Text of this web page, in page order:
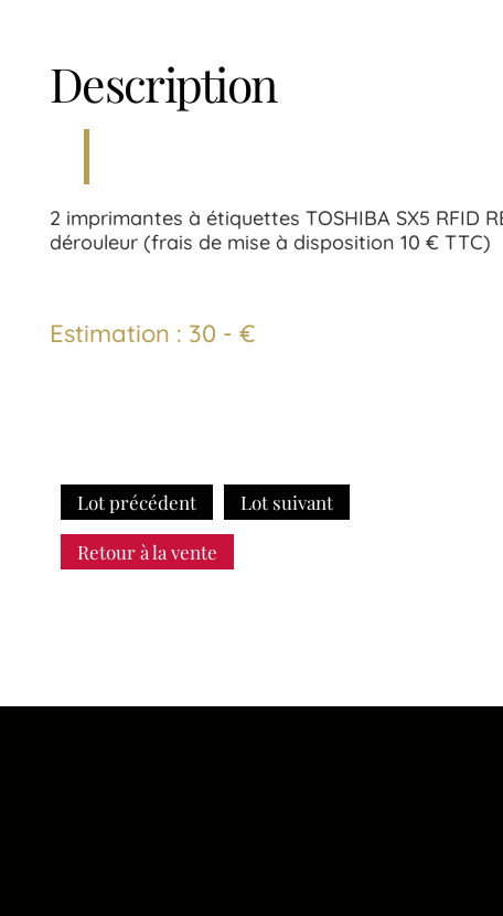
Description
2 imprimantes à étiquettes TOSHIBA SX5 RFID
dérouleur (frais de mise à disposition 10 € TTC)
Estimation : 30 - €
Lot précédent Lot suivant
Retour à la vente